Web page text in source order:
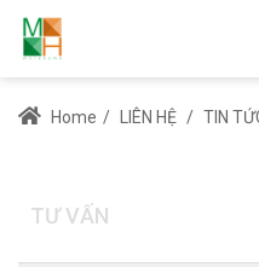
Home / LIÊN HỆ / TIN
TƯ VẤN